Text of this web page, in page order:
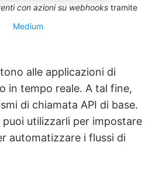
con azioni su webhooks tramite
Medium
alle applicazioni di
in tempo reale. A tal fine,
di chiamata API di base.
utilizzarli per impostare
automatizzare i flussi di